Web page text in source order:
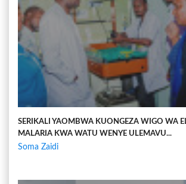
SERIKALI YAOMBWA KUONGEZA WIGO WA
MALARIA KWA WATU WENYE ULEMAVU...
Soma Zaidi